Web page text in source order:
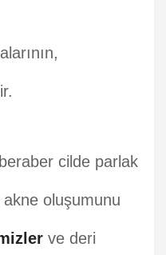
cilde parlak
oluşumunu
ve deri